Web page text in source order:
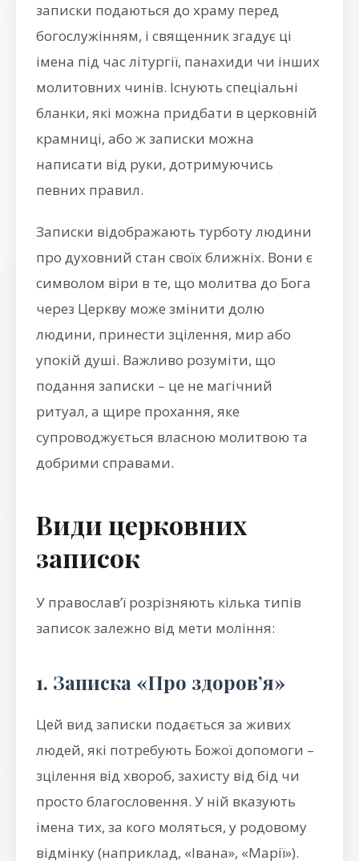
записки подаються до храму перед
богослужінням, і священник згадує ці
імена під час літургії, панахиди чи інших
молитовних чинів. Існують спеціальні
бланки, які можна придбати в церковній
крамниці, або ж записки можна
написати від руки, дотримуючись
певних правил.
Записки відображають турботу людини
про духовний стан своїх ближніх. Вони є
символом віри в те, що молитва до Бога
через Церкву може змінити долю
людини, принести зцілення, мир або
упокій душі. Важливо розуміти, що
подання записки – це не магічний
ритуал, а щире прохання, яке
супроводжується власною молитвою та
добрими справами.
Види церковних
записок
У православ’ї розрізняють кілька типів
записок залежно від мети моління:
1. Записка «Про здоров’я»
Цей вид записки подається за живих
людей, які потребують Божої допомоги –
зцілення від хвороб, захисту від бід чи
просто благословення. У ній вказують
імена тих, за кого моляться, у родовому
відмінку (наприклад, «Івана», «Марії»).